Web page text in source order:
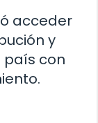
acceder
y
país con